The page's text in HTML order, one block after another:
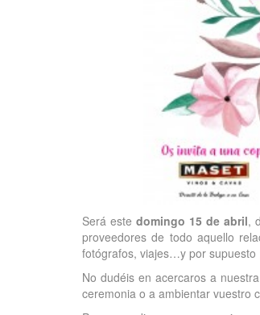
Será este domingo 15 de abril,
proveedores de todo aquello
fotógrafos, viajes…y por supuesto
No dudéis en acercaros a
ceremonia o a ambientar vuestro